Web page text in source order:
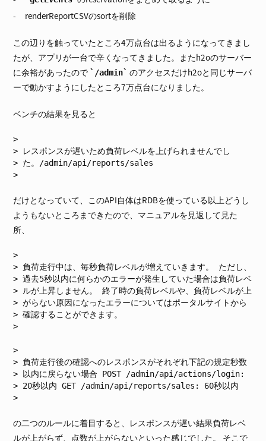
renderReportCSVのsortを削除
この辺りを触っていたところ4万点台は出るようになってきまし
たが、アプリが一台で辛くなってきました。またh2oのサーバー
に余裕があったので
/admin
のアクセスだけh2oと同じサーバ
ーで動かすようにしたところ7万点台になりました。
ベンチの結果を見ると
レスポンスが遅いため負荷レベルを上げられませんでし
た。/admin/api/reports/sales
だけとなっていて、このAPI自体はRDBを使っている以上どうし
ようもないところまできたので、マニュアルを見返して見た
所、
負荷走行中は、毎秒負荷レベルが増えていきます。 ただし、
過去5秒以内に何らかのエラーが発生していた場合は負荷レベ
ルが上昇しません。 終了時の負荷レベルや、負荷レベルが上
がらない原因になったエラーについてはポータルサイトから
確認することができます。
負荷走行後の確認へのレスポンスがそれぞれ下記の規定秒数
以内に戻らない場合 POST /admin/api/actions/login:
20秒以内 GET /admin/api/reports/sales: 60秒以内
の二つのルールに着目すると、レスポンスが遅い結果負荷レベ
ルが上がらず、点数が上がらないといった感じでした。 そこで